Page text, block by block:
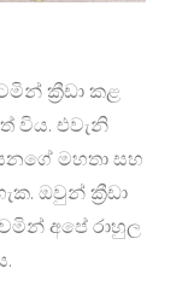
ක්‍රීඩා කළ
විය. එවැනි
මහතා සහ
ඔවුන් ක්‍රීඩා
අපේ රාහුල